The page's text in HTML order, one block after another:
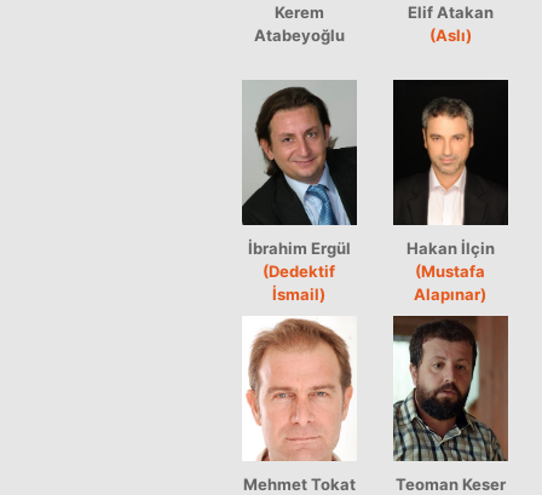
Kerem
Atabeyoğlu
Elif Atakan
(Aslı)
İbrahim Ergül
(Dedektif
İsmail)
Hakan İlçin
(Mustafa
Alapınar)
Mehmet Tokat
Teoman Keser